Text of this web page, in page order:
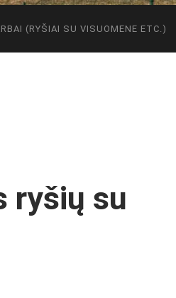
(RYŠIAI SU VISUOMENE ETC.)
ryšių su